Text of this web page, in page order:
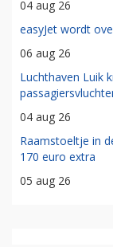
04 aug 26
easyJet wordt
06 aug 26
Luchthaven Luik
04 aug 26
Raamstoeltje in
170 euro extra
05 aug 26